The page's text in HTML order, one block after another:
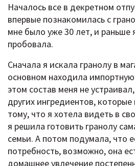
Началось все в декретном
впервые познакомилась с
мне было уже 30 лет, и раньше
пробовала.
Сначала я искала гранолу в
основном находила
этом состав меня не
других ингредиентов,
тому, что я хотела видеть в
я решила готовить гранолу
семьи. А потом подумала, что
потребность, возможно, она
домашнее увлечение